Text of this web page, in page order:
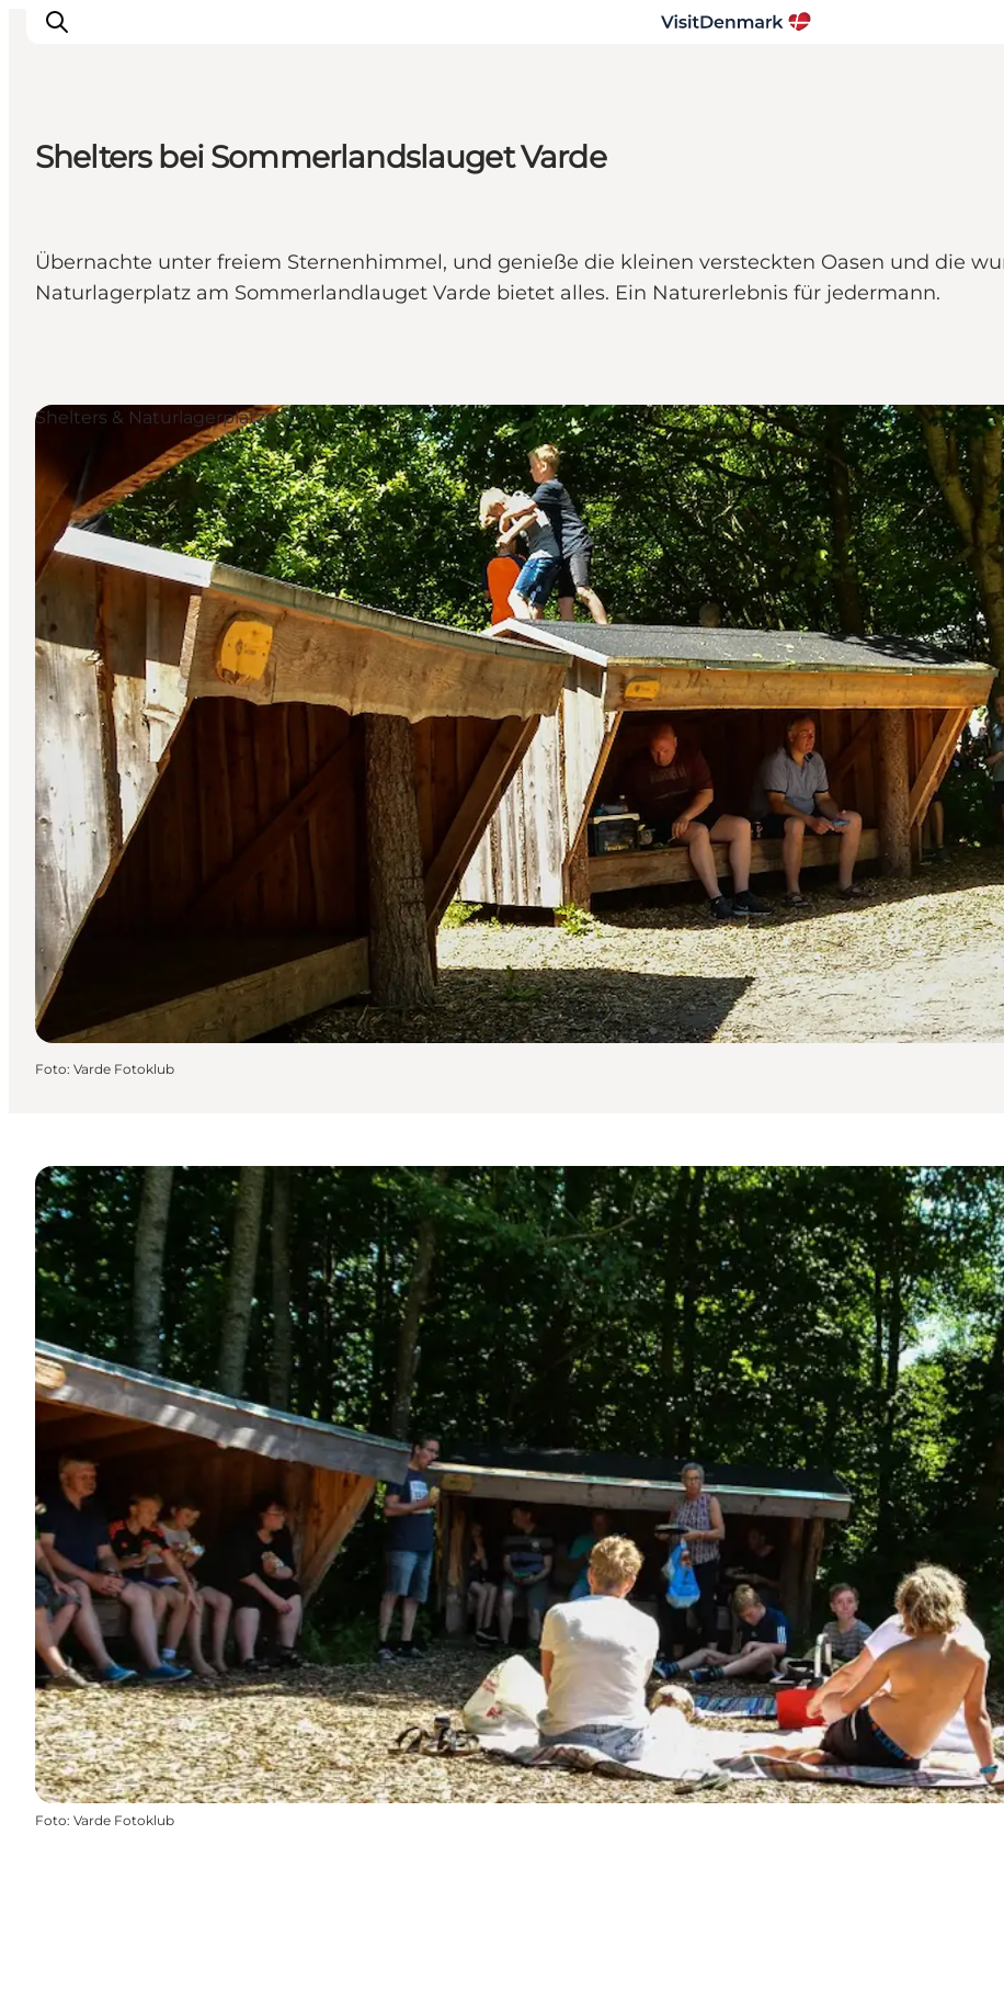
Erlebnisse
Unterkünfte
Reiseplanung
Shelters bei Sommerlandslauget Varde
Übernachte unter freiem Sternenhimmel, und genieße die kleinen versteckten Oasen und die
Naturlagerplatz am Sommerlandlauget Varde bietet alles. Ein Naturerlebnis für jedermann.
Shelters & Naturlagerplätze
Foto: Varde Fotoklub
Foto: Varde Fotoklub